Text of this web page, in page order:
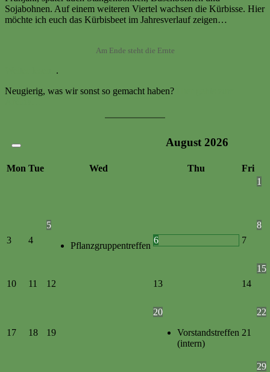
Sojabohnen. Auf einem weiteren Viertel wachsen die Kürbisse. Hier
möchte ich euch das Kürbisbeet im Jahresverlauf zeigen…
Am Ende steht die Ernte
.
Neugierig, was wir sonst so gemacht haben?
August 2026
Mon Tue Wed Thu
Fri
1
3 4
5
Pflanzgruppentreffen
6 7
8
10 11 12 13 14
15
17 18 19
20
Vorstandstreffen
(intern)
21
22
29